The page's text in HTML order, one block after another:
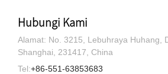
Hubungi Kami
Alamat: No. 3215, Lebuhraya Huhang,
Shanghai, 231417, China
Tel:+86-551-63853683